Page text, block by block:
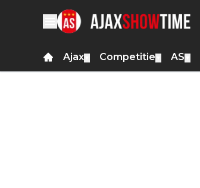
Ajax Competitie AS